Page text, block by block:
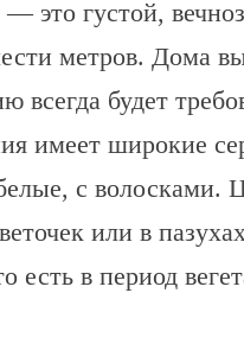
это густой,
метров. Дома
всегда будет
имеет широкие
с волосками.
или в
есть в период